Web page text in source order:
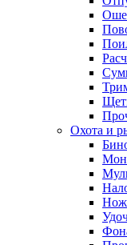
Охота и